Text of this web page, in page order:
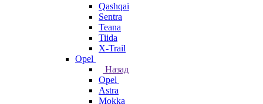
Qashqai
Sentra
Teana
Tiida
X-Trail
Opel
Назад
Opel
Astra
Mokka